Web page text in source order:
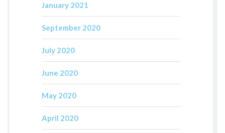
January 2021
September 2020
July 2020
June 2020
May 2020
April 2020